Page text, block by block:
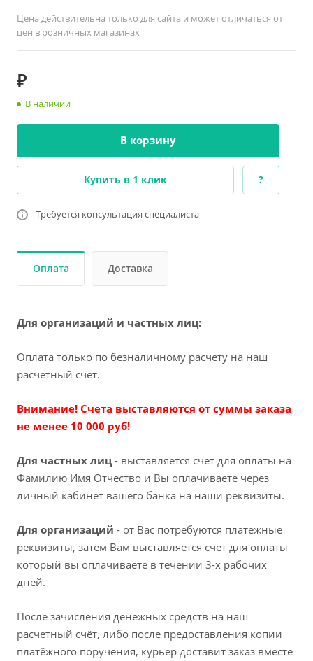
Цена действительна только для сайта и может отличаться от
цен в розничных магазинах
₽
В наличии
В корзину
Купить в 1 клик ?
Требуется консультация специалиста
Оплата Доставка
Для организаций и частных лиц:
Оплата только по безналичному расчету на наш
расчетный счет.
Внимание! Счета выставляются от суммы заказа
не менее 10 000 руб!
Для частных лиц - выставляется счет для оплаты на
Фамилию Имя Отчество и Вы оплачиваете через
личный кабинет вашего банка на наши реквизиты.
Для организаций - от Вас потребуются платежные
реквизиты, затем Вам выставляется счет для оплаты
который вы оплачиваете в течении 3-х рабочих
дней.
После зачисления денежных средств на наш
расчетный счёт, либо после предоставления копии
платёжного поручения, курьер доставит заказ вместе